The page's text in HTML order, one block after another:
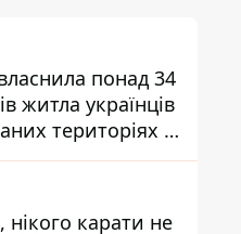
понад 34
житла українців
територіях -
BBC
нікого карати не